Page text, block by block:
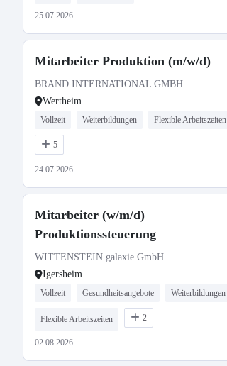
25.07.2026
Mitarbeiter Produktion (m/w/d)
BRAND INTERNATIONAL GMBH
Wertheim
Vollzeit Weiterbildungen Flexible Arbeitszeiten
5
24.07.2026
Mitarbeiter (w/m/d)
Produktionssteuerung
WITTENSTEIN galaxie GmbH
Igersheim
Vollzeit Gesundheitsangebote Weiterbildungen
Flexible Arbeitszeiten 2
02.08.2026